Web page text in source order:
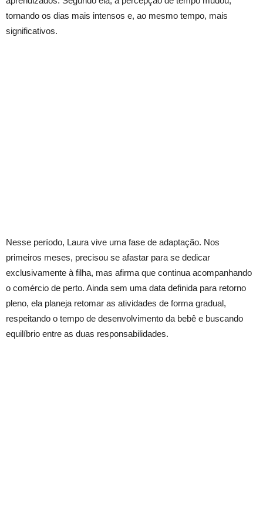
tornando os dias mais intensos e, ao mesmo tempo, mais
significativos.
Nesse período, Laura vive uma fase de adaptação. Nos
primeiros meses, precisou se afastar para se dedicar
exclusivamente à filha, mas afirma que continua acompanhando
o comércio de perto. Ainda sem uma data definida para retorno
pleno, ela planeja retomar as atividades de forma gradual,
respeitando o tempo de desenvolvimento da bebê e buscando
equilíbrio entre as duas responsabilidades.